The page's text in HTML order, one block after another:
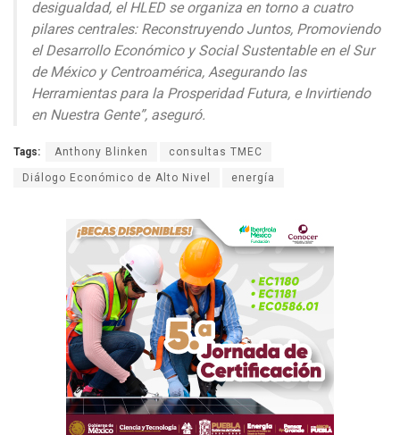
desigualdad, el HLED se organiza en torno a cuatro
pilares centrales: Reconstruyendo Juntos, Promoviendo
el Desarrollo Económico y Social Sustentable en el Sur
de México y Centroamérica, Asegurando las
Herramientas para la Prosperidad Futura, e Invirtiendo
en Nuestra Gente”, aseguró.
Tags: Anthony Blinken consultas TMEC
Diálogo Económico de Alto Nivel energía